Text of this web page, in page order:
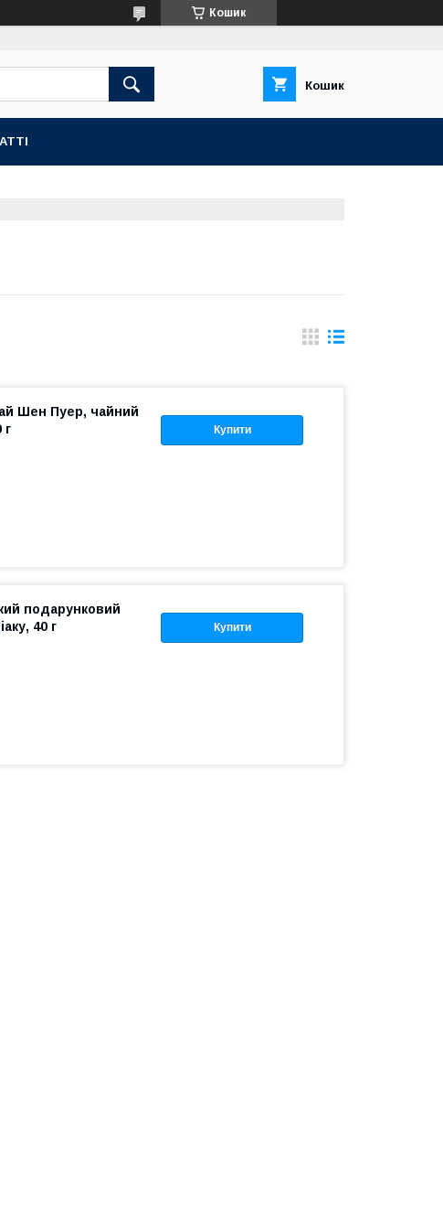
Кошик
Кошик
Купити
Шен Пуер, чайний
г
Купити
подарунковий
40 г